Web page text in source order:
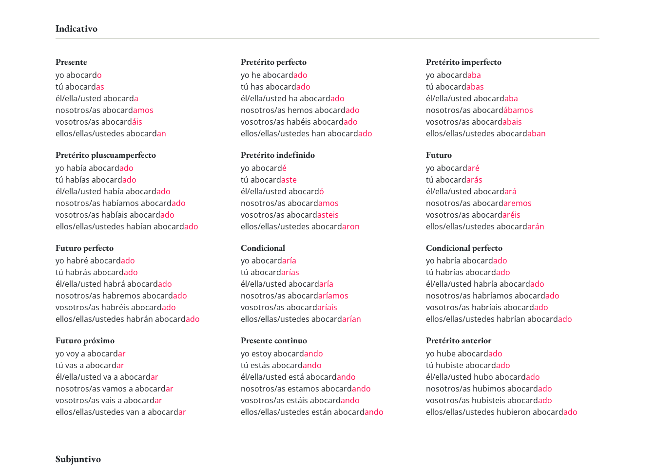
Indicativo
Presente
yo abocardo
tú abocardas
él/ella/usted abocarda
nosotros/as abocardamos
vosotros/as abocardáis
ellos/ellas/ustedes abocardan
Pretérito perfecto
yo he abocardado
tú has abocardado
él/ella/usted ha abocardado
nosotros/as hemos abocardado
vosotros/as habéis abocardado
ellos/ellas/ustedes han abocardado
Pretérito imperfecto
yo abocardaba
tú abocardabas
él/ella/usted abocardaba
nosotros/as abocardábamos
vosotros/as abocardabais
ellos/ellas/ustedes abocardaban
Pretérito pluscuamperfecto
yo había abocardado
tú habías abocardado
él/ella/usted había abocardado
nosotros/as habíamos abocardado
vosotros/as habíais abocardado
ellos/ellas/ustedes habían abocardado
Pretérito indefinido
yo abocardé
tú abocardaste
él/ella/usted abocardó
nosotros/as abocardamos
vosotros/as abocardasteis
ellos/ellas/ustedes abocardaron
Futuro
yo abocardaré
tú abocardarás
él/ella/usted abocardará
nosotros/as abocardaremos
vosotros/as abocardaréis
ellos/ellas/ustedes abocardarán
Futuro perfecto
yo habré abocardado
tú habrás abocardado
él/ella/usted habrá abocardado
nosotros/as habremos abocardado
vosotros/as habréis abocardado
ellos/ellas/ustedes habrán abocardado
Condicional
yo abocardaría
tú abocardarías
él/ella/usted abocardaría
nosotros/as abocardaríamos
vosotros/as abocardaríais
ellos/ellas/ustedes abocardarían
Condicional perfecto
yo habría abocardado
tú habrías abocardado
él/ella/usted habría abocardado
nosotros/as habríamos abocardado
vosotros/as habríais abocardado
ellos/ellas/ustedes habrían abocardado
Futuro próximo
yo voy a abocardar
tú vas a abocardar
él/ella/usted va a abocardar
nosotros/as vamos a abocardar
vosotros/as vais a abocardar
ellos/ellas/ustedes van a abocardar
Presente continuo
yo estoy abocardando
tú estás abocardando
él/ella/usted está abocardando
nosotros/as estamos abocardando
vosotros/as estáis abocardando
ellos/ellas/ustedes están abocardando
Pretérito anterior
yo hube abocardado
tú hubiste abocardado
él/ella/usted hubo abocardado
nosotros/as hubimos abocardado
vosotros/as hubisteis abocardado
ellos/ellas/ustedes hubieron abocardado
Subjuntivo